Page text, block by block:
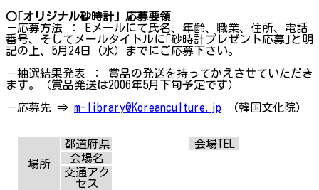
○｢オリジナル砂時計｣ 応募要領
－応募方法 ： Eメールにて氏名、年齢、職業、住所、電話
番号、そしてメールタイトルに｢砂時計プレゼント応募｣と明
記の上、5月24日（水）までにご応募下さい。
－抽選結果発表 ： 賞品の発送を持ってかえさせていただき
ます。（賞品発送は2006年5月下旬予定です）
－応募先 ⇒ m-library@Koreanculture.jp （韓国文化院）
場所
都道府県
会場TEL
会場名
交通アク
セス